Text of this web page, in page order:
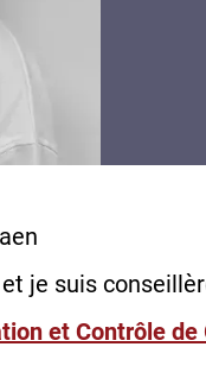
je suis
et Contrôle de